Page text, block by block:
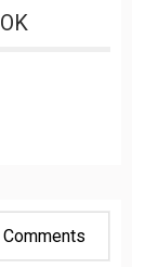
Comments